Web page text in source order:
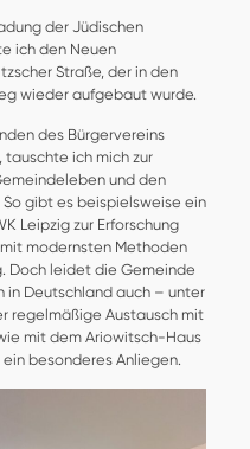
der Jüdischen
ich den Neuen
Straße, der in den
wieder aufgebaut wurde.
des Bürgervereins
tauschte ich mich zur
und den
gibt es beispielsweise ein
Leipzig zur Erforschung
modernsten Methoden
Doch leidet die Gemeinde
in Deutschland auch – unter
regelmäßige Austausch mit
mit dem Ariowitsch-Haus
besonderes Anliegen.